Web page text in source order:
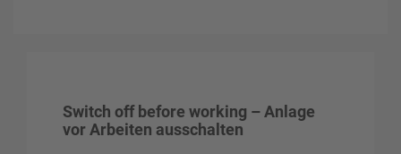
Switch off before working – Anlage
vor Arbeiten ausschalten